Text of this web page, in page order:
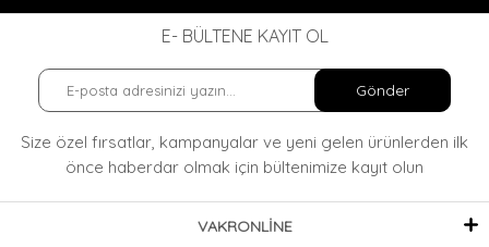
E- BÜLTENE KAYIT OL
Gönder
Size özel fırsatlar, kampanyalar ve yeni gelen ürünlerden ilk
önce haberdar olmak için bültenimize kayıt olun
VAKRONLİNE